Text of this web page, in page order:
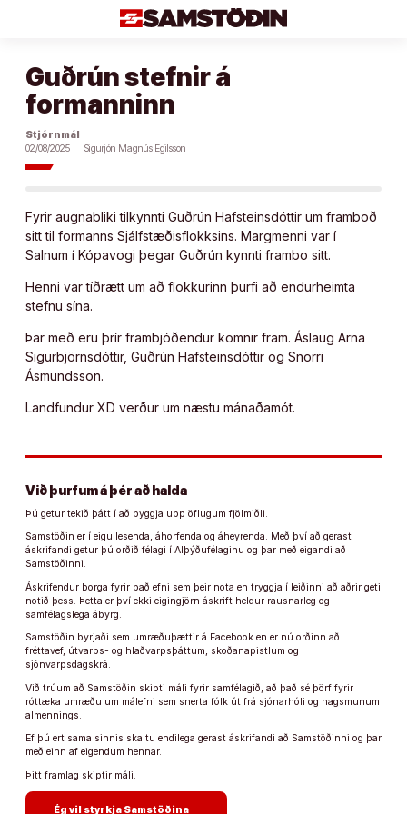
Guðrún stefnir á
formanninn
Stjórnmál
02/08/2025
Sigurjón Magnús Egilsson
Fyrir augnabliki tilkynnti Guðrún Hafsteinsdóttir um framboð
sitt til formanns Sjálfstæðisflokksins. Margmenni var í
Salnum í Kópavogi þegar Guðrún kynnti frambo sitt.
Henni var tíðrætt um að flokkurinn þurfi að endurheimta
stefnu sína.
Þar með eru þrír frambjóðendur komnir fram. Áslaug Arna
Sigurbjörnsdóttir, Guðrún Hafsteinsdóttir og Snorri
Ásmundsson.
Landfundur XD verður um næstu mánaðamót.
Við þurfum á þér að halda
Þú getur tekið þátt í að byggja upp öflugum fjölmiðli.
Samstöðin er í eigu lesenda, áhorfenda og áheyrenda. Með því að gerast
áskrifandi getur þú orðið félagi í Alþýðufélaginu og þar með eigandi að
Samstöðinni.
Áskrifendur borga fyrir það efni sem þeir nota en tryggja í leiðinni að aðrir geti
notið þess. Þetta er því ekki eigingjörn áskrift heldur rausnarleg og
samfélagslega ábyrg.
Samstöðin byrjaði sem umræðuþættir á Facebook en er nú orðinn að
fréttavef, útvarps- og hlaðvarpsþáttum, skoðanapistlum og
sjónvarpsdagskrá.
Við trúum að Samstöðin skipti máli fyrir samfélagið, að það sé þörf fyrir
róttæka umræðu um málefni sem snerta fólk út frá sjónarhóli og hagsmunum
almennings.
Ef þú ert sama sinnis skaltu endilega gerast áskrifandi að Samstöðinni og þar
með einn af eigendum hennar.
Þitt framlag skiptir máli.
Ég vil styrkja Samstöðina